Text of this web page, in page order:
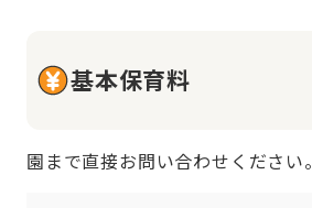
基本保育料
園まで直接お問い合わせください。